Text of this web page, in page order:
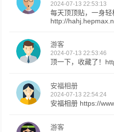
2024-07-13 22:53:13
每天顶顶贴，一身轻
http://
游客
2024-07-13 22:53:46
顶一下，收藏了！
安福相册
2024-07-13 22:54:24
安福相册 https://
游客